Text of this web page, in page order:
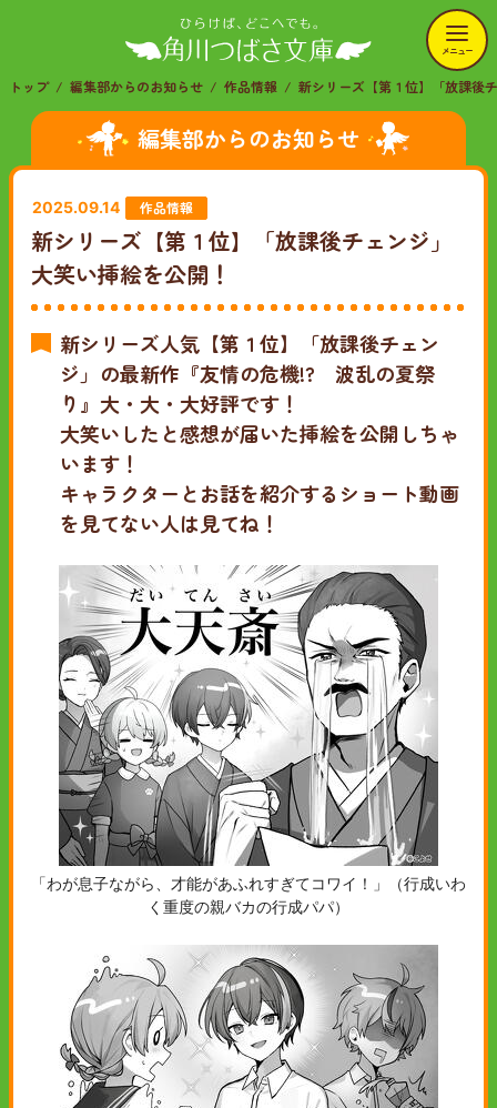
メニュー
トップ 編集部からのお知らせ 作品情報 新シリーズ【第１位】「放課後
編集部からのお知らせ
2025.09.14 作品情報
新シリーズ【第１位】「放課後チェンジ」
大笑い挿絵を公開！
新シリーズ人気【第１位】「放課後チェン
ジ」の最新作『友情の危機!? 波乱の夏祭
り』大・大・大好評です！
大笑いしたと感想が届いた挿絵を公開しちゃ
います！
キャラクターとお話を紹介するショート動画
を見てない人は見てね！
「わが息子ながら、才能があふれすぎてコワイ！」（行成いわ
く重度の親バカの行成パパ）